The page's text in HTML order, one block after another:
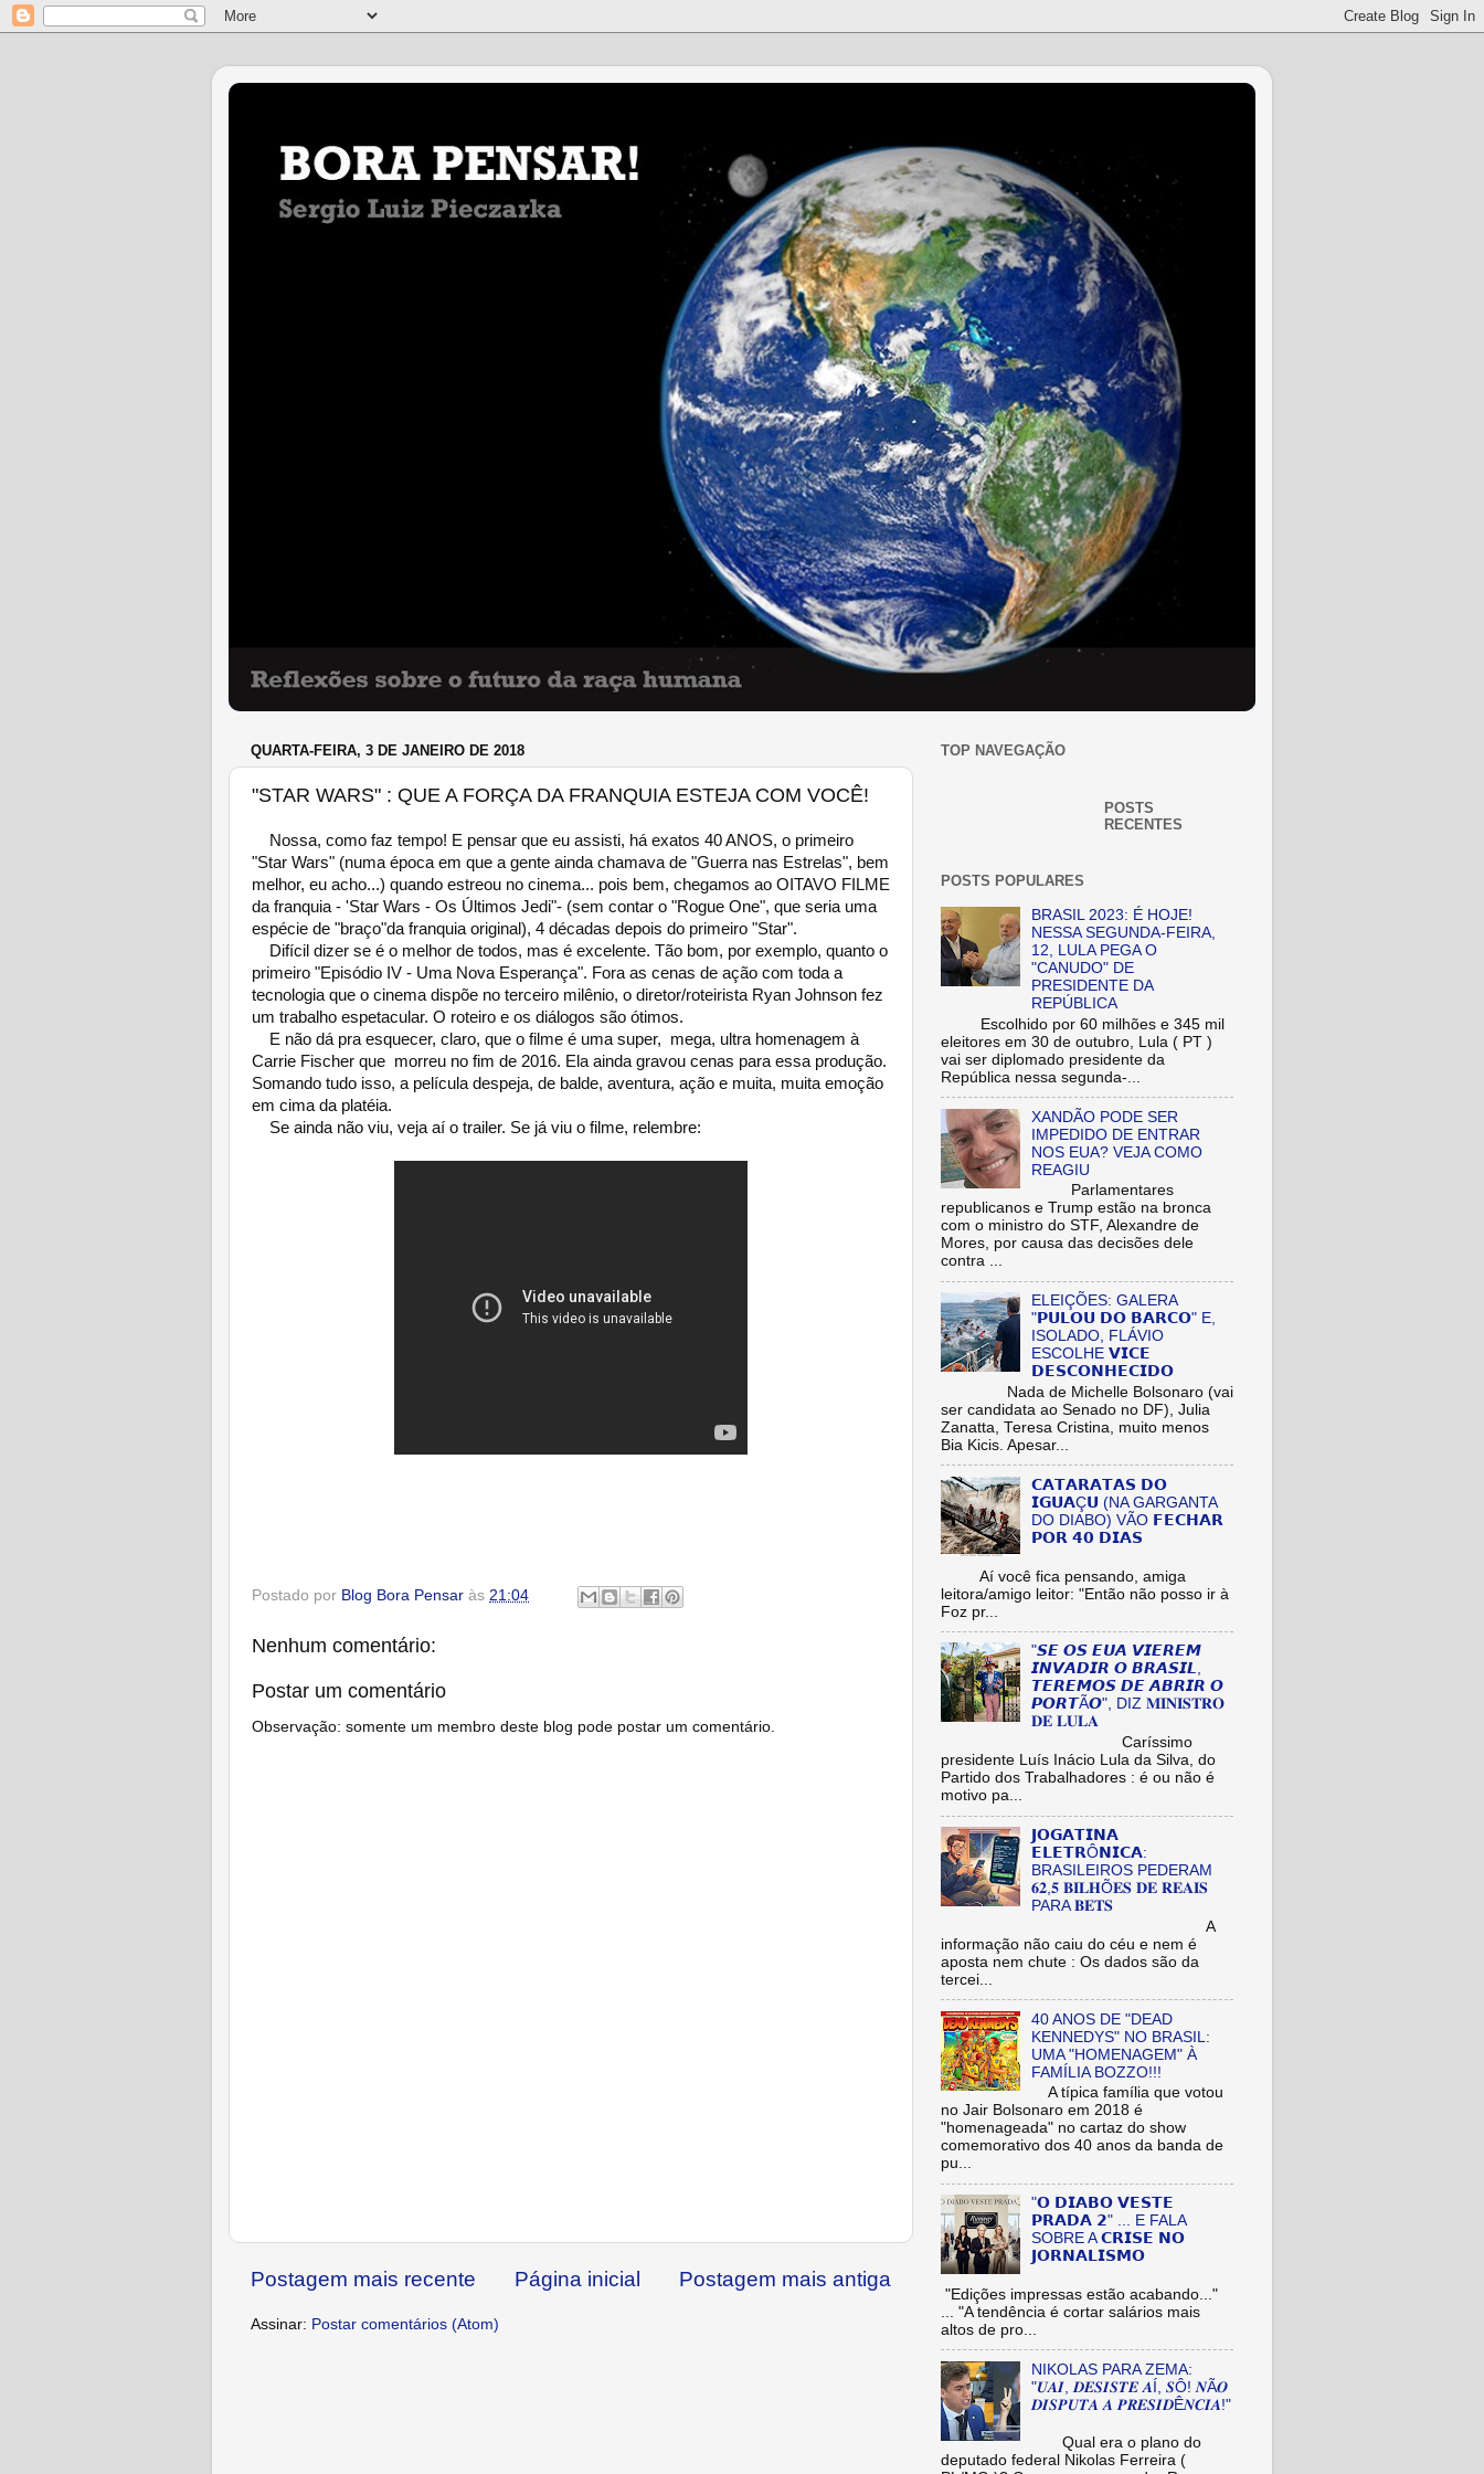
QUARTA-FEIRA, 3 DE JANEIRO DE 2018
"STAR WARS" : QUE A FORÇA DA FRANQUIA ESTEJA COM VOCÊ!
Nossa, como faz tempo! E pensar que eu assisti, há exatos 40 ANOS, o primeiro
"Star Wars" (numa época em que a gente ainda chamava de "Guerra nas Estrelas", bem
melhor, eu acho...) quando estreou no cinema... pois bem, chegamos ao OITAVO FILME
da franquia - 'Star Wars - Os Últimos Jedi"- (sem contar o "Rogue One", que seria uma
espécie de "braço"da franquia original), 4 décadas depois do primeiro "Star".
Difícil dizer se é o melhor de todos, mas é excelente. Tão bom, por exemplo, quanto o
primeiro "Episódio IV - Uma Nova Esperança". Fora as cenas de ação com toda a
tecnologia que o cinema dispõe no terceiro milênio, o diretor/roteirista Ryan Johnson fez
um trabalho espetacular. O roteiro e os diálogos são ótimos.
E não dá pra esquecer, claro, que o filme é uma super, mega, ultra homenagem à
Carrie Fischer que morreu no fim de 2016. Ela ainda gravou cenas para essa produção.
Somando tudo isso, a película despeja, de balde, aventura, ação e muita, muita emoção
em cima da platéia.
Se ainda não viu, veja aí o trailer. Se já viu o filme, relembre:
Postado por Blog Bora Pensar às 21:04
Nenhum comentário:
Postar um comentário
Observação: somente um membro deste blog pode postar um comentário.
Postagem mais recente Postagem mais antiga
Página inicial
Assinar: Postar comentários (Atom)
TOP NAVEGAÇÃO
POSTS
RECENTES
POSTS POPULARES
BRASIL 2023: É HOJE!
NESSA SEGUNDA-FEIRA,
12, LULA PEGA O
"CANUDO" DE
PRESIDENTE DA
REPÚBLICA
Escolhido por 60 milhões e 345 mil
eleitores em 30 de outubro, Lula ( PT )
vai ser diplomado presidente da
República nessa segunda-...
XANDÃO PODE SER
IMPEDIDO DE ENTRAR
NOS EUA? VEJA COMO
REAGIU
Parlamentares
republicanos e Trump estão na bronca
com o ministro do STF, Alexandre de
Mores, por causa das decisões dele
contra ...
ELEIÇÕES: GALERA
"𝗣𝗨𝗟𝗢𝗨 𝗗𝗢 𝗕𝗔𝗥𝗖𝗢" E,
ISOLADO, FLÁVIO
ESCOLHE 𝗩𝗜𝗖𝗘
𝗗𝗘𝗦𝗖𝗢𝗡𝗛𝗘𝗖𝗜𝗗𝗢
Nada de Michelle Bolsonaro (vai
ser candidata ao Senado no DF), Julia
Zanatta, Teresa Cristina, muito menos
Bia Kicis. Apesar...
𝗖𝗔𝗧𝗔𝗥𝗔𝗧𝗔𝗦 𝗗𝗢
𝗜𝗚𝗨𝗔Ç𝗨 (NA GARGANTA
DO DIABO) VÃO 𝗙𝗘𝗖𝗛𝗔𝗥
𝗣𝗢𝗥 𝟰𝟬 𝗗𝗜𝗔𝗦
Aí você fica pensando, amiga
leitora/amigo leitor: "Então não posso ir à
Foz pr...
"𝙎𝙀 𝙊𝙎 𝙀𝙐𝘼 𝙑𝙄𝙀𝙍𝙀𝙈
𝙄𝙉𝙑𝘼𝘿𝙄𝙍 𝙊 𝘽𝙍𝘼𝙎𝙄𝙇,
𝙏𝙀𝙍𝙀𝙈𝙊𝙎 𝘿𝙀 𝘼𝘽𝙍𝙄𝙍 𝙊
𝙋𝙊𝙍𝙏Ã𝙊", DIZ 𝐌𝐈𝐍𝐈𝐒𝐓𝐑𝐎
𝐃𝐄 𝐋𝐔𝐋𝐀
Caríssimo
presidente Luís Inácio Lula da Silva, do
Partido dos Trabalhadores : é ou não é
motivo pa...
𝗝𝗢𝗚𝗔𝗧𝗜𝗡𝗔
𝗘𝗟𝗘𝗧𝗥Ô𝗡𝗜𝗖𝗔:
BRASILEIROS PEDERAM
𝟔𝟐,𝟓 𝐁𝐈𝐋𝐇Õ𝐄𝐒 𝐃𝐄 𝐑𝐄𝐀𝐈𝐒
PARA 𝐁𝐄𝐓𝐒
A
informação não caiu do céu e nem é
aposta nem chute : Os dados são da
tercei...
40 ANOS DE "DEAD
KENNEDYS" NO BRASIL:
UMA "HOMENAGEM" À
FAMÍLIA BOZZO!!!
A típica família que votou
no Jair Bolsonaro em 2018 é
"homenageada" no cartaz do show
comemorativo dos 40 anos da banda de
pu...
"𝗢 𝗗𝗜𝗔𝗕𝗢 𝗩𝗘𝗦𝗧𝗘
𝗣𝗥𝗔𝗗𝗔 𝟮" ... E FALA
SOBRE A 𝗖𝗥𝗜𝗦𝗘 𝗡𝗢
𝗝𝗢𝗥𝗡𝗔𝗟𝗜𝗦𝗠𝗢
"Edições impressas estão acabando..."
... "A tendência é cortar salários mais
altos de pro...
NIKOLAS PARA ZEMA:
"𝑼𝑨𝑰, 𝑫𝑬𝑺𝑰𝑺𝑻𝑬 𝑨Í, 𝑺Ô! 𝑵Ã𝑶
𝑫𝑰𝑺𝑷𝑼𝑻𝑨 𝑨 𝑷𝑹𝑬𝑺𝑰𝑫Ê𝑵𝑪𝑰𝑨!"
Qual era o plano do
deputado federal Nikolas Ferreira (